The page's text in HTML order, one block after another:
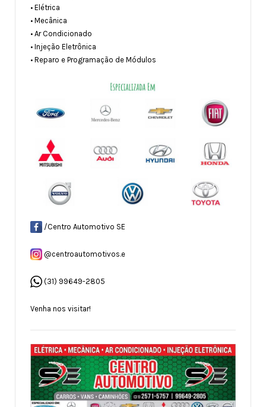
• Elétrica
• Mecânica
• Ar Condicionado
• Injeção Eletrônica
• Reparo e Programação de Módulos
/Centro Automotivo SE
@centroautomotivos.e
(31) 99649-2805
Venha nos visitar!